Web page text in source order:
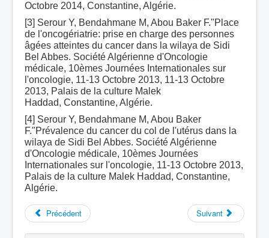
Octobre 2014, Constantine, Algérie.
[3] Serour Y, Bendahmane M, Abou Baker F."Place
de l'oncogériatrie: prise en charge des personnes
âgées atteintes du cancer dans la wilaya de Sidi
Bel Abbes. Société Algérienne d'Oncologie
médicale, 10èmes Journées Internationales sur
l'oncologie, 11-13 Octobre 2013, 11-13 Octobre
2013, Palais de la culture Malek
Haddad, Constantine, Algérie.
[4] Serour Y, Bendahmane M, Abou Baker
F."Prévalence du cancer du col de l'utérus dans la
wilaya de Sidi Bel Abbes. Société Algérienne
d'Oncologie médicale, 10èmes Journées
Internationales sur l'oncologie, 11-13 Octobre 2013,
Palais de la culture Malek Haddad, Constantine,
Algérie.
Précédent Suivant